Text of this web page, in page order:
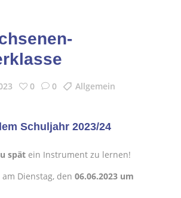
0 0 Allgemein
Schuljahr 2023/24
spät ein Instrument zu lernen!
am Dienstag, den 06.06.2023 um